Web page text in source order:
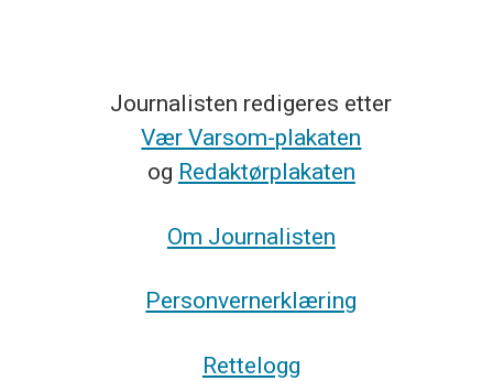
Journalisten redigeres etter
Vær Varsom-plakaten
og Redaktørplakaten
Om Journalisten
Personvernerklæring
Rettelogg